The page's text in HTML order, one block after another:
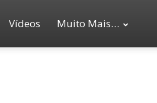
Vídeos Muito Mais…